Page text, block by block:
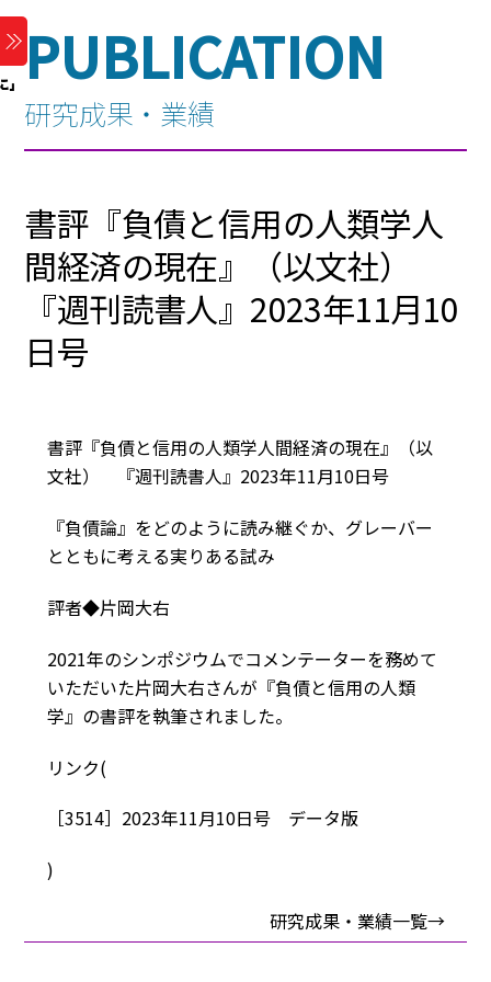
Skip
to
content
Menu
PUBLICATION
研究成果・業績
書評『負債と信用の人類学――人
間経済の現在』（以文社）
『週刊読書人』2023年11月10
日号
書評『負債と信用の人類学――人間経済の現在』（以
文社） 『週刊読書人』2023年11月10日号
『負債論』をどのように読み継ぐか、グレーバー
とともに考える実りある試み
評者◆片岡大右
2021年のシンポジウムでコメンテーターを務めて
いただいた片岡大右さんが『負債と信用の人類
学』の書評を執筆されました。
リンク(
［3514］2023年11月10日号 データ版
)
研究成果・業績一覧→